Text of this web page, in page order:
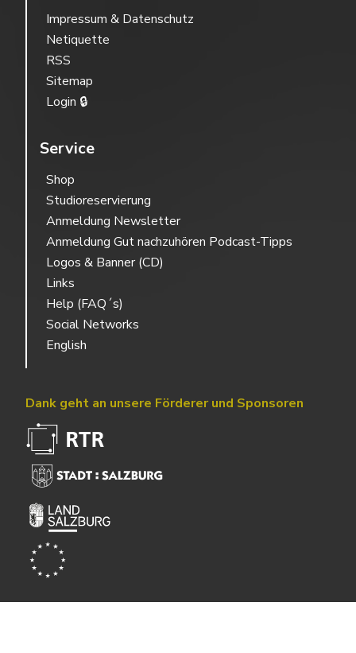
Impressum & Datenschutz
Netiquette
RSS
Sitemap
Login 🔒
Service
Shop
Studioreservierung
Anmeldung Newsletter
Anmeldung Gut nachzuhören Podcast-Tipps
Logos & Banner (CD)
Links
Help (FAQ´s)
Social Networks
English
Dank geht an unsere Förderer und Sponsoren